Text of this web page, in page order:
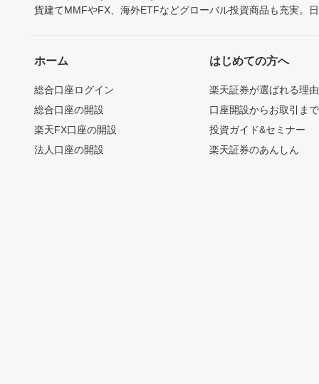
貨建てMMFやFX、海外ETFなどグローバル投資商品も充実。
ホーム
総合口座ログイン
総合口座の開設
楽天FX口座の開設
法人口座の開設
はじめての方へ
楽天証券が選ばれる理由
口座開設からお取引ま
投資ガイド&セミナー
楽天証券のあんしん